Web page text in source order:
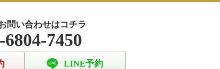
問い合わせはコチラ
6804-7450
LINE予約